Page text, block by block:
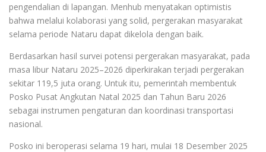
pengendalian di lapangan. Menhub menyatakan optimistis
bahwa melalui kolaborasi yang solid, pergerakan masyarakat
selama periode Nataru dapat dikelola dengan baik.
Berdasarkan hasil survei potensi pergerakan masyarakat, pada
masa libur Nataru 2025–2026 diperkirakan terjadi pergerakan
sekitar 119,5 juta orang. Untuk itu, pemerintah membentuk
Posko Pusat Angkutan Natal 2025 dan Tahun Baru 2026
sebagai instrumen pengaturan dan koordinasi transportasi
nasional.
Posko ini beroperasi selama 19 hari, mulai 18 Desember 2025